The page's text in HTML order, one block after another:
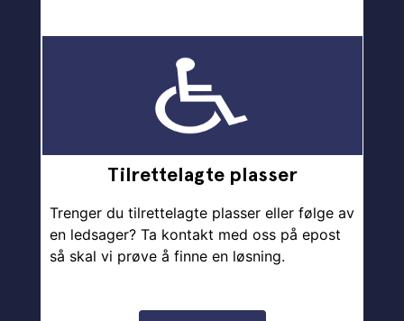
Tilrettelagte plasser
Trenger du tilrettelagte plasser eller følge av
en ledsager? Ta kontakt med oss på epost
så skal vi prøve å finne en løsning.